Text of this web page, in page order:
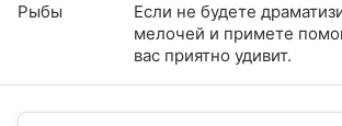
Рыбы
Если не будете
мелочей и примете
вас приятно удивит.